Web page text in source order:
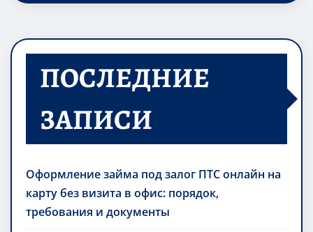
ПОСЛЕДНИЕ
ЗАПИСИ
Оформление займа под залог ПТС онлайн на
карту без визита в офис: порядок,
требования и документы